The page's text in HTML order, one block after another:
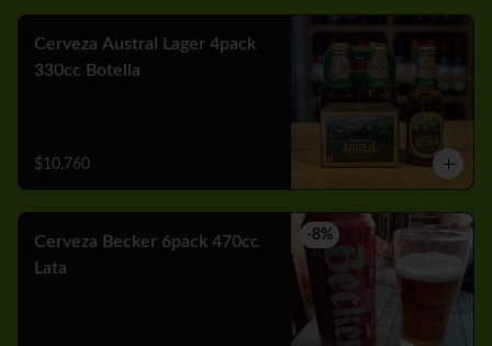
Cerveza Austral Lager 4pack
330cc Botella
$10.760
-8%
Cerveza Becker 6pack 470cc
Lata